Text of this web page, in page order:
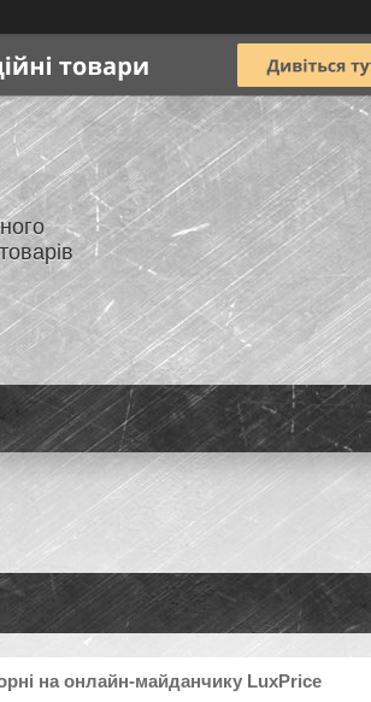
на онлайн-майданчику LuxPrice